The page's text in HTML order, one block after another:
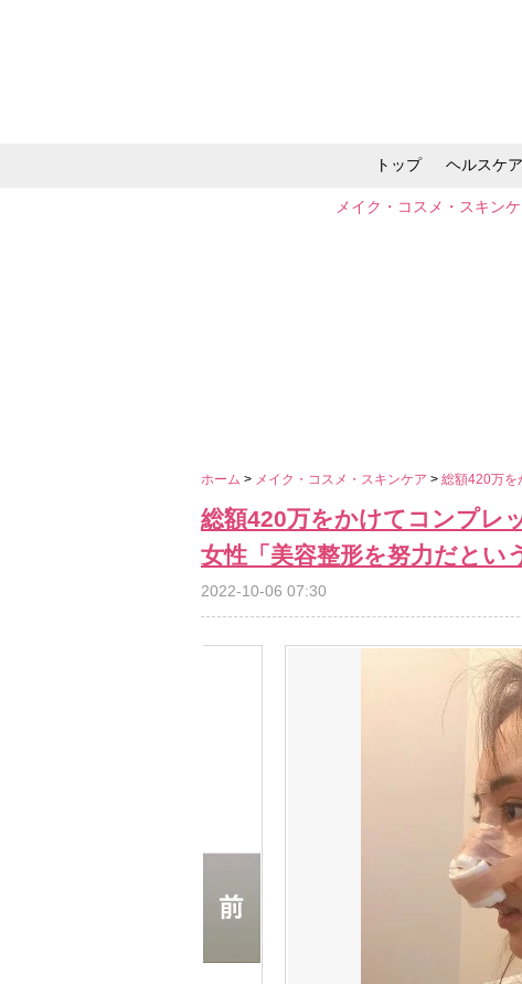
トップ ヘルスケア
メイク・コスメ・スキン
ホーム > メイク・コスメ・スキンケア > 総額420万を
総額420万をかけてコンプレ
女性「美容整形を努力だとい
2022-10-06 07:30